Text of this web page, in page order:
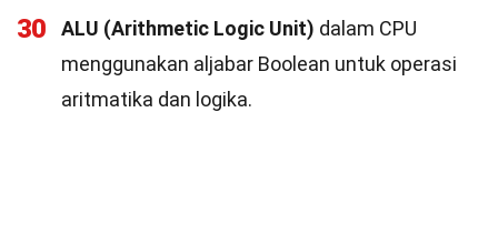
30 ALU (Arithmetic Logic Unit) dalam CPU
menggunakan aljabar Boolean untuk operasi
aritmatika dan logika.